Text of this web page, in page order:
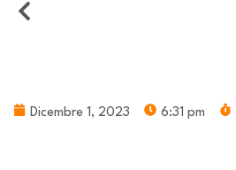
Dicembre 1, 2023 6:31 pm